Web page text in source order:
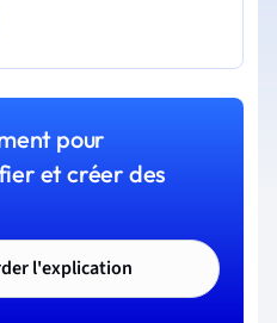
pour
et créer des
l'explication